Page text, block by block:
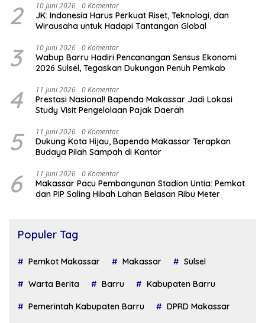
2 10 Juni 2026 0 Komentar
JK: Indonesia Harus Perkuat Riset, Teknologi, dan
Wirausaha untuk Hadapi Tantangan Global
3 10 Juni 2026 0 Komentar
Wabup Barru Hadiri Pencanangan Sensus Ekonomi
2026 Sulsel, Tegaskan Dukungan Penuh Pemkab
4 11 Juni 2026 0 Komentar
Prestasi Nasional! Bapenda Makassar Jadi Lokasi
Study Visit Pengelolaan Pajak Daerah
5 11 Juni 2026 0 Komentar
Dukung Kota Hijau, Bapenda Makassar Terapkan
Budaya Pilah Sampah di Kantor
6 11 Juni 2026 0 Komentar
Makassar Pacu Pembangunan Stadion Untia: Pemkot
dan PIP Saling Hibah Lahan Belasan Ribu Meter
Populer Tag
Pemkot Makassar Makassar Sulsel
Warta Berita Barru Kabupaten Barru
Pemerintah Kabupaten Barru DPRD Makassar